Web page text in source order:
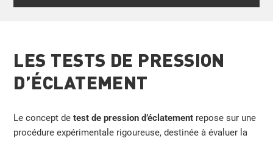
LES TESTS DE PRESSION
D’ÉCLATEMENT
Le concept de test de pression d’éclatement repose sur une
procédure expérimentale rigoureuse, destinée à évaluer la